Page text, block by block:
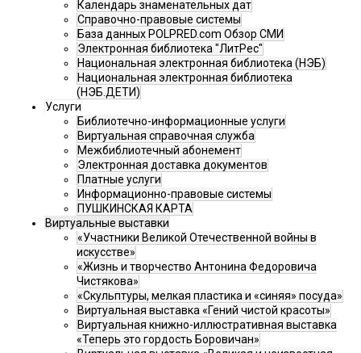
Календарь знаменательных дат
Справочно-правовые системы
База данных POLPRED.com Обзор СМИ
Электронная библиотека "ЛитРес"
Национальная электронная библиотека (НЭБ)
Национальная электронная библиотека
(НЭБ.ДЕТИ)
Услуги
Библиотечно-информационные услуги
Виртуальная справочная служба
Межбиблиотечный абонемент
Электронная доставка документов
Платные услуги
Информационно-правовые системы
ПУШКИНСКАЯ КАРТА
Виртуальные выставки
«Участники Великой Отечественной войны в
искусстве»
«Жизнь и творчество Антонина Федоровича
Чистякова»
«Скульптуры, мелкая пластика и «синяя» посуда»
Виртуальная выставка «Гений чистой красоты»
Виртуальная книжно-иллюстративная выставка
«Теперь это гордость Боровичан»